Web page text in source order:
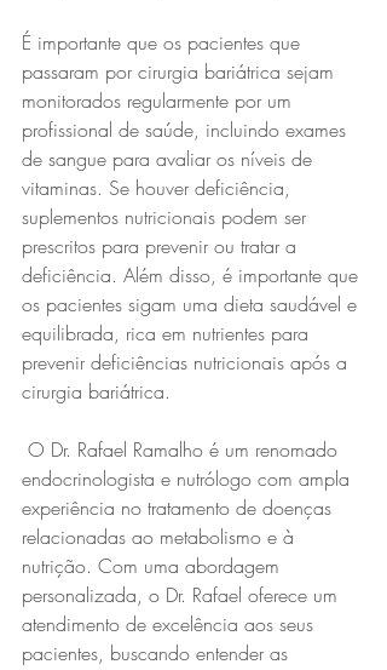
É importante que os pacientes que
passaram por cirurgia bariátrica sejam
monitorados regularmente por um
profissional de saúde, incluindo exames
de sangue para avaliar os níveis de
vitaminas. Se houver deficiência,
suplementos nutricionais podem ser
prescritos para prevenir ou tratar a
deficiência. Além disso, é importante que
os pacientes sigam uma dieta saudável e
equilibrada, rica em nutrientes para
prevenir deficiências nutricionais após a
cirurgia bariátrica.
endocrinologista e nutrólogo com ampla
experiência no tratamento de doenças
relacionadas ao metabolismo e à
nutrição. Com uma abordagem
personalizada, o Dr. Rafael oferece um
atendimento de excelência aos seus
pacientes, buscando entender as